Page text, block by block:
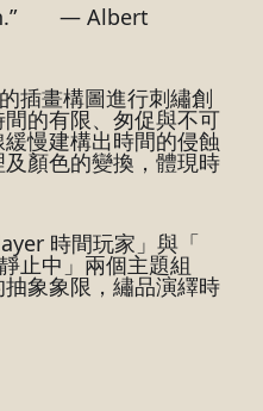
　　― Albert
插畫構圖進行刺繡創
的有限、匆促與不可
慢建構出時間的侵蝕
顏色的變換，體現時
時間玩家」與「
止中」兩個主題組
象象限，繡品演繹時